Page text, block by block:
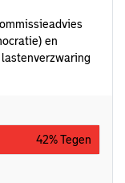
en
lastenverzwaring
42% Tegen